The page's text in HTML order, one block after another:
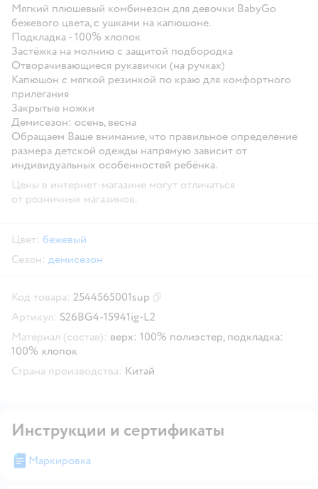
Мягкий плюшевый комбинезон для девочки BabyGo
бежевого цвета, с ушками на капюшоне.
Подкладка - 100% хлопок
Застёжка на молнию с защитой подбородка
Отворачивающиеся рукавички (на ручках)
Капюшон с мягкой резинкой по краю для комфортного
прилегания
Закрытые ножки
Демисезон: осень, весна
Обращаем Ваше внимание, что правильное определение
размера детской одежды напрямую зависит от
индивидуальных особенностей ребёнка.
Цены в интернет-магазине могут отличаться
от розничных магазинов.
Цвет: бежевый
Сезон: демисезон
Код товара: 2544565001sup
Артикул: S26BG4-15941ig-L2
Материал (состав): верх: 100% полиэстер, подкладка:
100% хлопок
Страна производства: Китай
Инструкции и сертификаты
Маркировка